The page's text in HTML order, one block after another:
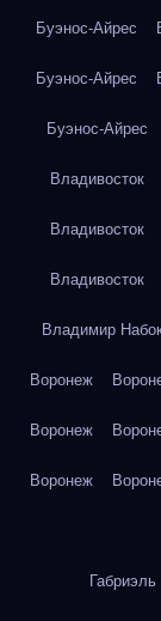
Буэнос-Айрес
Буэнос-Айрес
Буэнос-Айрес
Владивосток
Владивосток
Владивосток
Владимир
Воронеж
Воронеж
Воронеж